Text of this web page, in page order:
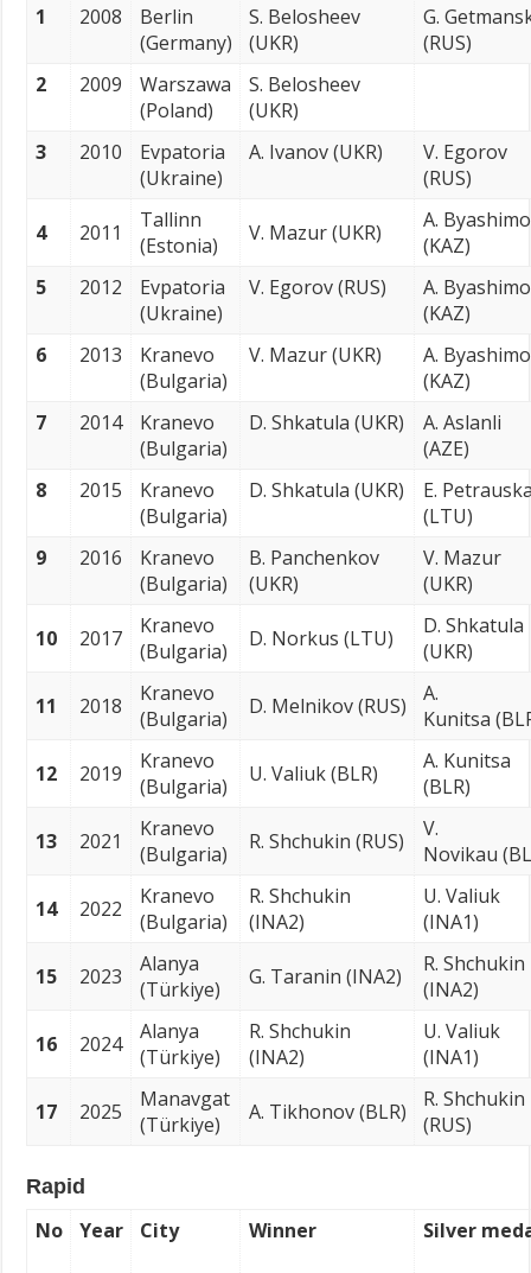
1
2008
Berlin
(Germany)
S. Belosheev
(UKR)
G.
(RUS)
2
2009
Warszawa
(Poland)
S. Belosheev
(UKR)
3
2010
Evpatoria
(Ukraine)
A. Ivanov (UKR)
V. Egorov
(RUS)
4 2011
Tallinn
(Estonia)
V. Mazur (UKR)
A.
(KAZ)
5
2012
Evpatoria
(Ukraine)
V. Egorov (RUS)
A.
(KAZ)
6
2013
Kranevo
(Bulgaria)
V. Mazur (UKR)
A.
(KAZ)
7
2014
Kranevo
(Bulgaria)
D. Shkatula (UKR)
A. Aslanli
(AZE)
8
2015
Kranevo
(Bulgaria)
D. Shkatula (UKR)
E.
(LTU)
9
2016
Kranevo
(Bulgaria)
B. Panchenkov
(UKR)
V. Mazur
(UKR)
10 2017
Kranevo
(Bulgaria)
D. Norkus (LTU)
D. Shkatula
(UKR)
11 2018
Kranevo
(Bulgaria)
D. Melnikov (RUS)
A.
Kunitsa
12 2019
Kranevo
(Bulgaria)
U. Valiuk (BLR)
A. Kunitsa
(BLR)
13 2021
Kranevo
(Bulgaria)
R. Shchukin (RUS)
V.
Novikau
14 2022
Kranevo
(Bulgaria)
R. Shchukin
(INA2)
U. Valiuk
(INA1)
15 2023
Alanya
(Türkiye)
G. Taranin (INA2)
R. Shchukin
(INA2)
16 2024
Alanya
(Türkiye)
R. Shchukin
(INA2)
U. Valiuk
(INA1)
17 2025
Manavgat
(Türkiye)
A. Tikhonov (BLR)
R. Shchukin
(RUS)
Rapid
No Year City Winner Silver